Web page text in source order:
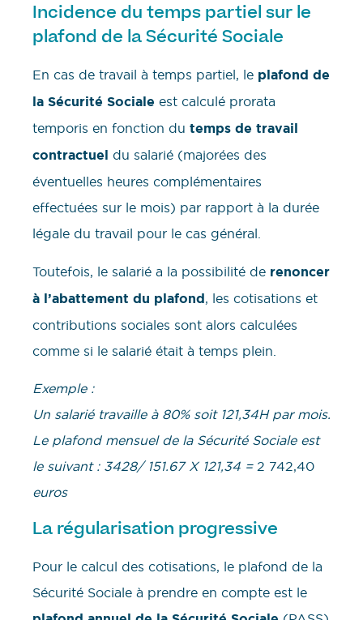
Incidence du temps partiel sur le
plafond de la Sécurité Sociale
En cas de travail à temps partiel, le plafond de
la Sécurité Sociale est calculé prorata
temporis en fonction du temps de travail
contractuel du salarié (majorées des
éventuelles heures complémentaires
effectuées sur le mois) par rapport à la durée
légale du travail pour le cas général.
Toutefois, le salarié a la possibilité de renoncer
à l’abattement du plafond, les cotisations et
contributions sociales sont alors calculées
comme si le salarié était à temps plein.
Exemple :
Un salarié travaille à 80% soit 121,34H par mois.
Le plafond mensuel de la Sécurité Sociale est
le suivant : 3428/ 151.67 X 121,34 = 2 742,40
euros
La régularisation progressive
Pour le calcul des cotisations, le plafond de la
Sécurité Sociale à prendre en compte est le